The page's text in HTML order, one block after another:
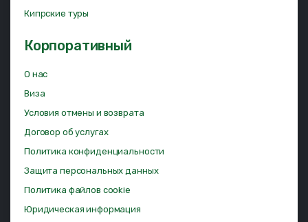
Кипрские туры
Корпоративный
О нас
Виза
Условия отмены и возврата
Договор об услугах
Политика конфиденциальности
Защита персональных данных
Политика файлов cookie
Юридическая информация